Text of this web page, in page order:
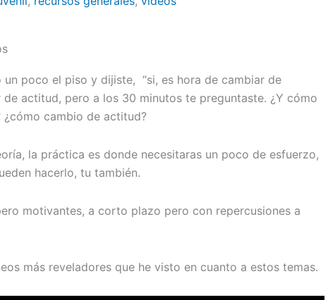
poco el piso y dijiste, “si, es hora de cambiar de
actitud, pero a los 30 minutos te preguntaste. ¿Y cómo
¿cómo cambio de actitud?
la práctica es donde necesitaras un poco de esfuerzo,
hacerlo, tu también.
motivantes, a corto plazo pero con repercusiones a
más reveladores que he visto en cuanto a estos temas.